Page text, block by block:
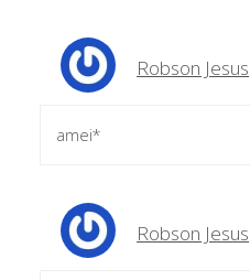
Robson Jesus
amei*
Robson Jesus